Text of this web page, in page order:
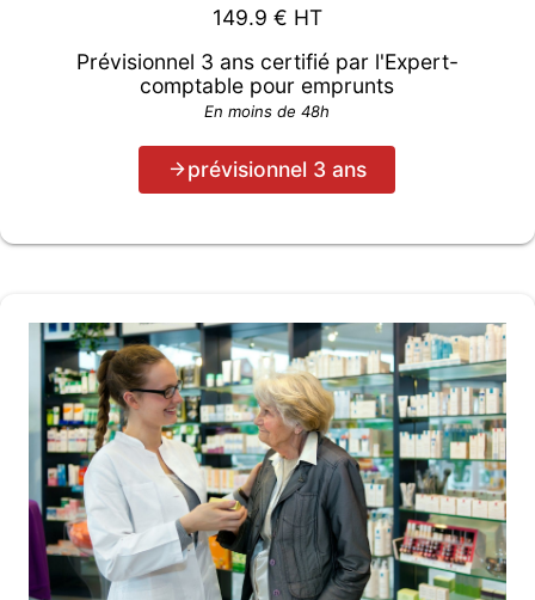
149.9 € HT
Prévisionnel 3 ans certifié par l'Expert-
comptable pour emprunts
En moins de 48h
prévisionnel 3 ans